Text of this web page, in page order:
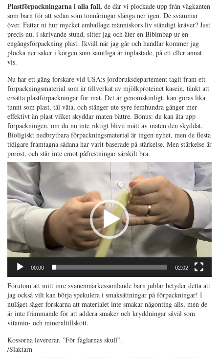
Plastförpackningarna i alla fall, de där vi plockade upp från vägkanten
som barn för att sedan som tonnåringar slänga ner igen. De svämmar
över. Fattar ni hur mycket emballage människors liv ständigt kräver? Just
precis nu, i skrivande stund, sitter jag och äter en Bibimbap ur en
engångsförpackning plast. Ikväll när jag går och handlar kommer jag
plocka ner saker i korgen som samtliga är inplastade, på ett eller annat
vis.
Nu har ett gäng forskare vid USA:s jordbruksdepartement tagit fram ett
förpackningsmaterial som är tillverkat av mjölkproteinet kasein, tänkt att
ersätta plastförpackningar för mat. Det är genomskinligt, kan göras lika
tunnt som plast, tål väta, och stänger ute syre femhundra gånger mer
effektivt än plast vilket skyddar maten bättre. Bonus: du kan äta upp
förpackningen, om du nu inte riktigt blivit mätt av maten den skyddat.
Bioligiskt nedbrytbara förpackningsmaterial är ingen nyhet, men de flesta
tidigare framtagna sådana har varit baserade på stärkelse. Men stärkelse är
poröst, och står inte emot påfrestningar särskilt bra.
Videospelare
00:00 02:02
Förutom att mitt inre svanenmärkessamlande barn jublar betyder detta att
jag också vilt kan börja spekulera i smaksättningar på förpackningar! I
nuläget säger forskarna att materialet inte smakar någonting alls, men de
är inte främmande för att addera smaker och kryddningar såväl som
vitamin- och mineraltillskott.
Kossorna levererar. ”För fåglarnas skull”.
/Slaktarn